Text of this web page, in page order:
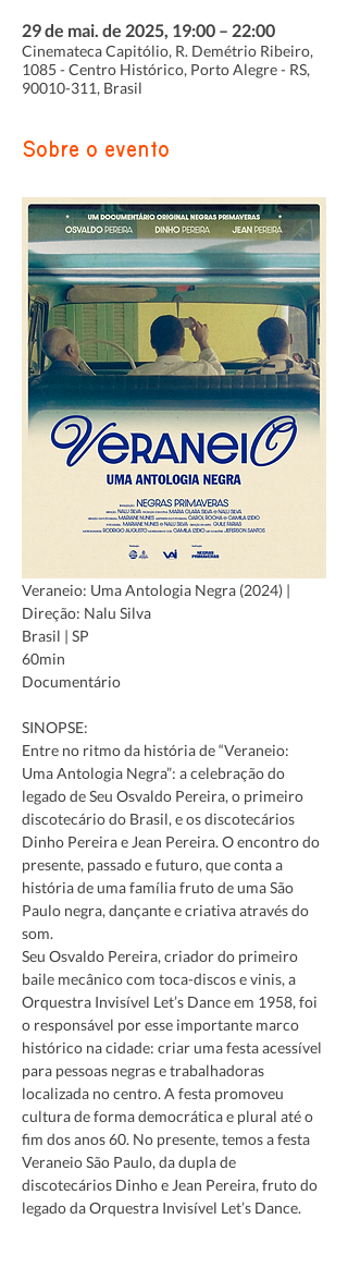
29 de mai. de 2025, 19:00 – 22:00
Cinemateca Capitólio, R. Demétrio Ribeiro,
1085 - Centro Histórico, Porto Alegre - RS,
90010-311, Brasil
Sobre o evento
Veraneio: Uma Antologia Negra (2024) |
Direção: Nalu Silva
Brasil | SP
60min
Documentário
SINOPSE:
Entre no ritmo da história de “Veraneio:
Uma Antologia Negra”: a celebração do
legado de Seu Osvaldo Pereira, o primeiro
discotecário do Brasil, e os discotecários
Dinho Pereira e Jean Pereira. O encontro do
presente, passado e futuro, que conta a
história de uma família fruto de uma São
Paulo negra, dançante e criativa através do
som.
Seu Osvaldo Pereira, criador do primeiro
baile mecânico com toca-discos e vinis, a
Orquestra Invisível Let’s Dance em 1958, foi
o responsável por esse importante marco
histórico na cidade: criar uma festa acessível
para pessoas negras e trabalhadoras
localizada no centro. A festa promoveu
cultura de forma democrática e plural até o
fim dos anos 60. No presente, temos a festa
Veraneio São Paulo, da dupla de
discotecários Dinho e Jean Pereira, fruto do
legado da Orquestra Invisível Let’s Dance.